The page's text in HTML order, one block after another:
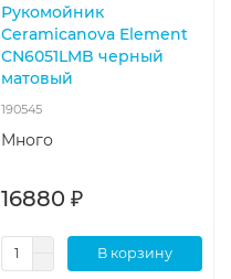
Рукомойник
Ceramicanova Element
CN6051LMB черный
матовый
190545
Много
16880 ₽
В корзину